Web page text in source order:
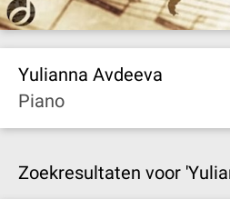
Yulianna Avdeeva
Piano
Zoekresultaten voor